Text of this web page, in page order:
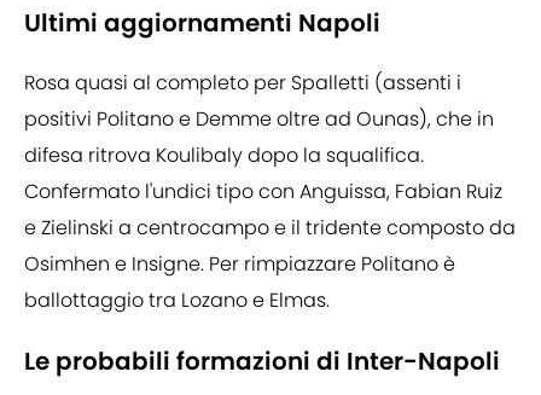
Ultimi aggiornamenti Napoli
Rosa quasi al completo per Spalletti (assenti i
positivi Politano e Demme oltre ad Ounas), che in
difesa ritrova Koulibaly dopo la squalifica.
Confermato l'undici tipo con Anguissa, Fabian Ruiz
e Zielinski a centrocampo e il tridente composto da
Osimhen e Insigne. Per rimpiazzare Politano è
ballottaggio tra Lozano e Elmas.
Le probabili formazioni di Inter-Napoli